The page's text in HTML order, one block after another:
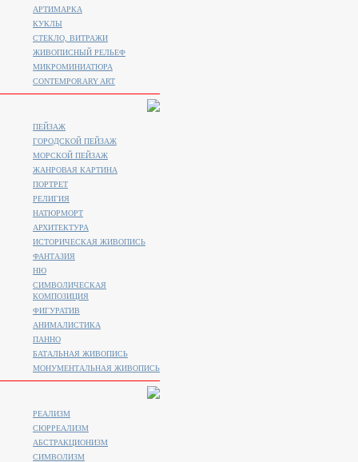
АРТИМАРКА
КУКЛЫ
СТЕКЛО, ВИТРАЖИ
ЖИВОПИСНЫЙ РЕЛЬЕФ
МИКРОМИНИАТЮРА
CONTEMPORARY ART
ПЕЙЗАЖ
ГОРОДСКОЙ ПЕЙЗАЖ
МОРСКОЙ ПЕЙЗАЖ
ЖАНРОВАЯ КАРТИНА
ПОРТРЕТ
РЕЛИГИЯ
НАТЮРМОРТ
АРХИТЕКТУРА
ИСТОРИЧЕСКАЯ ЖИВОПИСЬ
ФАНТАЗИЯ
НЮ
СИМВОЛИЧЕСКАЯ
КОМПОЗИЦИЯ
ФИГУРАТИВ
АНИМАЛИСТИКA
ПАННО
БАТАЛЬНАЯ ЖИВОПИСЬ
МОНУМЕНТАЛЬНАЯ ЖИВОПИСЬ
РЕАЛИЗМ
СЮРРЕАЛИЗМ
АБСТРАКЦИОНИЗМ
СИМВОЛИЗМ